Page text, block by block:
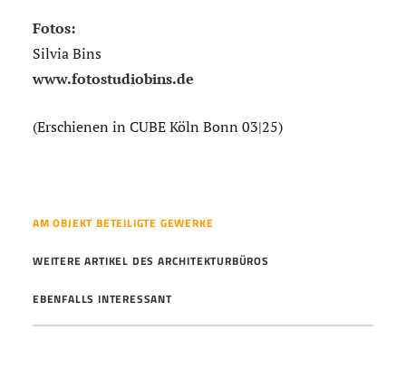
Fotos:
Silvia Bins
www.fotostudiobins.de
(Erschienen in CUBE Köln Bonn 03|25)
AM OBJEKT BETEILIGTE GEWERKE
WEITERE ARTIKEL DES ARCHITEKTURBÜROS
EBENFALLS INTERESSANT